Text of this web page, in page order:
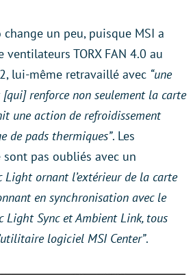
change un peu, puisque MSI a
ventilateurs TORX FAN 4.0 au
lui-même retravaillé avec “une
renforce non seulement la carte
une action de refroidissement
de pads thermiques”. Les
sont pas oubliés avec un
Light ornant l’extérieur de la carte
en synchronisation avec le
Light Sync et Ambient Link, tous
logiciel MSI Center”.